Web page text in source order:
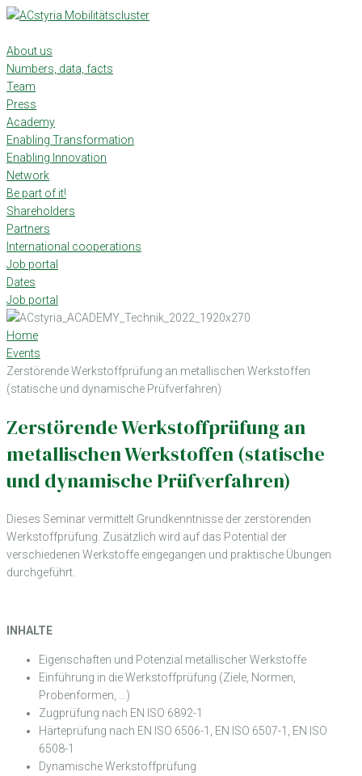
Skip
content
About us
Numbers, data, facts
Team
Press
Academy
Enabling Transformation
Enabling Innovation
Network
Be part of it!
Shareholders
Partners
International cooperations
Job portal
Dates
Job portal
Home
Events
Zerstörende Werkstoffprüfung an metallischen Werkstoffen
(statische und dynamische Prüfverfahren)
Zerstörende Werkstoffprüfung an
metallischen Werkstoffen (statische
und dynamische Prüfverfahren)
Dieses Seminar vermittelt Grundkenntnisse der zerstörenden
Werkstoffprüfung. Zusätzlich wird auf das Potential der
verschiedenen Werkstoffe eingegangen und praktische Übungen
durchgeführt.
INHALTE
Eigenschaften und Potenzial metallischer Werkstoffe
Einführung in die Werkstoffprüfung (Ziele, Normen,
Probenformen, …)
Zugprüfung nach EN ISO 6892-1
Härteprüfung nach EN ISO 6506-1, EN ISO 6507-1, EN ISO
6508-1
Dynamische Werkstoffprüfung